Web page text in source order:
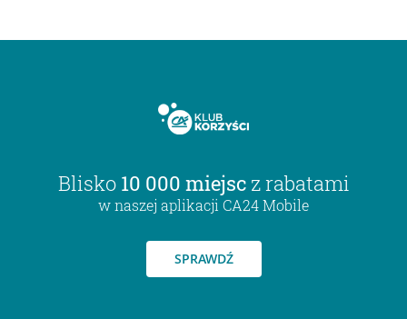
Blisko 10 000 miejsc z rabatami
w naszej aplikacji CA24 Mobile
SPRAWDŹ